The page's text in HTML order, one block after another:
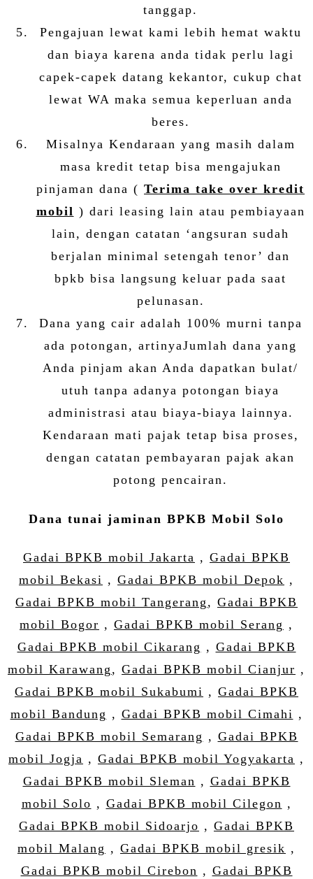
tanggap.
Pengajuan lewat kami lebih hemat waktu
dan biaya karena anda tidak perlu lagi
capek-capek datang kekantor, cukup chat
lewat WA maka semua keperluan anda
beres.
Misalnya Kendaraan yang masih dalam
masa kredit tetap bisa mengajukan
pinjaman dana ( Terima take over kredit
mobil ) dari leasing lain atau pembiayaan
lain, dengan catatan ‘angsuran sudah
berjalan minimal setengah tenor’ dan
bpkb bisa langsung keluar pada saat
pelunasan.
Dana yang cair adalah 100% murni tanpa
ada potongan, artinyaJumlah dana yang
Anda pinjam akan Anda dapatkan bulat/
utuh tanpa adanya potongan biaya
administrasi atau biaya-biaya lainnya.
Kendaraan mati pajak tetap bisa proses,
dengan catatan pembayaran pajak akan
potong pencairan.
Dana tunai jaminan BPKB Mobil Solo
Gadai BPKB mobil Jakarta , Gadai BPKB
mobil Bekasi , Gadai BPKB mobil Depok ,
Gadai BPKB mobil Tangerang , Gadai BPKB
mobil Bogor , Gadai BPKB mobil Serang ,
Gadai BPKB mobil Cikarang , Gadai BPKB
mobil Karawang , Gadai BPKB mobil Cianjur ,
Gadai BPKB mobil Sukabumi , Gadai BPKB
mobil Bandung , Gadai BPKB mobil Cimahi ,
Gadai BPKB mobil Semarang , Gadai BPKB
mobil Jogja , Gadai BPKB mobil Yogyakarta ,
Gadai BPKB mobil Sleman , Gadai BPKB
mobil Solo , Gadai BPKB mobil Cilegon ,
Gadai BPKB mobil Sidoarjo , Gadai BPKB
mobil Malang , Gadai BPKB mobil gresik ,
Gadai BPKB mobil Cirebon , Gadai BPKB